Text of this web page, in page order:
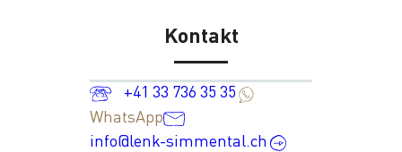
Kontakt
+41 33 736 35 35
WhatsApp
info@lenk-simmental.ch